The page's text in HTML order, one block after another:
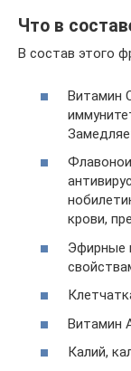
Что в
В состав этого
Витамин
крови,
Эфирные
Витамин
Калий,